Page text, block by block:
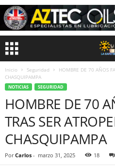
Inicio Seguridad
HOMBRE DE 70 AÑOS
CHASQUIPAMPA
NOTICIAS SEGURIDAD
HOMBRE DE 70
TRAS SER
CHASQUIPAMPA
Por Carlos - marzo 31, 2025 18